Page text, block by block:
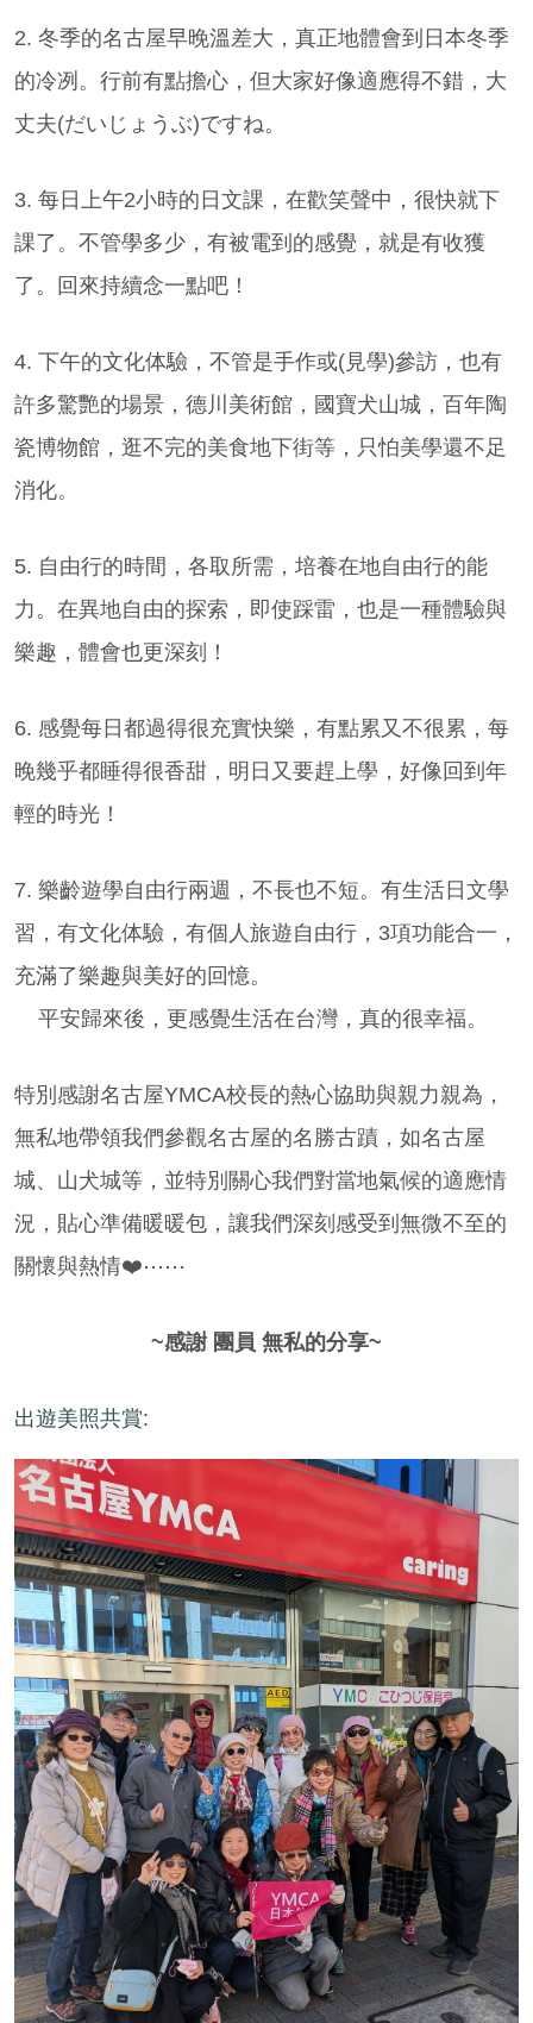
2. 冬季的名古屋早晚溫差大，真正地體會到日本冬季
的冷冽。行前有點擔心，但大家好像適應得不錯，大
丈夫(だいじょうぶ)ですね。
3. 每日上午2小時的日文課，在歡笑聲中，很快就下
課了。不管學多少，有被電到的感覺，就是有收獲
了。回來持續念一點吧！
4. 下午的文化体驗，不管是手作或(見學)參訪，也有
許多驚艷的場景，德川美術館，國寶犬山城，百年陶
瓷博物館，逛不完的美食地下街等，只怕美學還不足
消化。
5. 自由行的時間，各取所需，培養在地自由行的能
力。在異地自由的探索，即使踩雷，也是一種體驗與
樂趣，體會也更深刻！
6. 感覺每日都過得很充實快樂，有點累又不很累，每
晚幾乎都睡得很香甜，明日又要趕上學，好像回到年
輕的時光！
7. 樂齡遊學自由行兩週，不長也不短。有生活日文學
習，有文化体驗，有個人旅遊自由行，3項功能合一，
充滿了樂趣與美好的回憶。
平安歸來後，更感覺生活在台灣，真的很幸福。
特別感謝名古屋YMCA校長的熱心協助與親力親為，
無私地帶領我們參觀名古屋的名勝古蹟，如名古屋
城、山犬城等，並特別關心我們對當地氣候的適應情
況，貼心準備暖暖包，讓我們深刻感受到無微不至的
關懷與熱情❤️⋯⋯
~感謝 團員 無私的分享~
出遊美照共賞: